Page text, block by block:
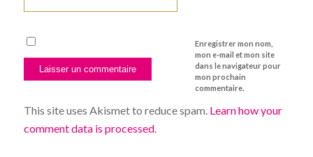
Enregistrer mon nom,
mon e-mail et mon site
dans le navigateur pour
mon prochain
commentaire.
This site uses Akismet to reduce spam. Learn how your
comment data is processed.